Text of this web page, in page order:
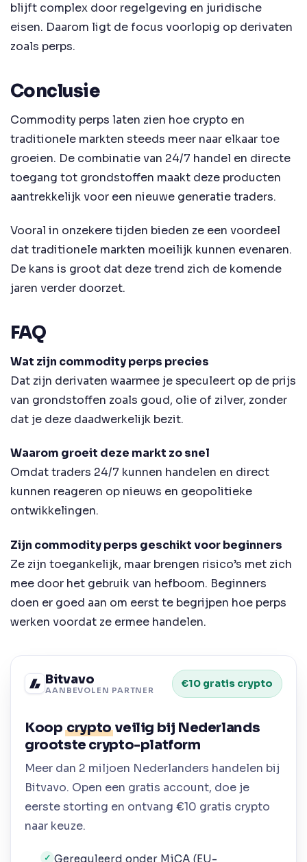
blijft complex door regelgeving en juridische
eisen. Daarom ligt de focus voorlopig op derivaten
zoals perps.
Conclusie
Commodity perps laten zien hoe crypto en
traditionele markten steeds meer naar elkaar toe
groeien. De combinatie van 24/7 handel en directe
toegang tot grondstoffen maakt deze producten
aantrekkelijk voor een nieuwe generatie traders.
Vooral in onzekere tijden bieden ze een voordeel
dat traditionele markten moeilijk kunnen evenaren.
De kans is groot dat deze trend zich de komende
jaren verder doorzet.
FAQ
Wat zijn commodity perps precies
Dat zijn derivaten waarmee je speculeert op de prijs
van grondstoffen zoals goud, olie of zilver, zonder
dat je deze daadwerkelijk bezit.
Waarom groeit deze markt zo snel
Omdat traders 24/7 kunnen handelen en direct
kunnen reageren op nieuws en geopolitieke
ontwikkelingen.
Zijn commodity perps geschikt voor beginners
Ze zijn toegankelijk, maar brengen risico’s met zich
mee door het gebruik van hefboom. Beginners
doen er goed aan om eerst te begrijpen hoe perps
werken voordat ze ermee handelen.
Bitvavo
AANBEVOLEN PARTNER
€10 gratis crypto
Koopcryptoveilig bij Nederlands
grootste crypto-platform
Meer dan 2 miljoen Nederlanders handelen bij
Bitvavo. Open een gratis account, doe je
eerste storting en ontvang €10 gratis crypto
naar keuze.
✓ Gereguleerd onder MiCA (EU-